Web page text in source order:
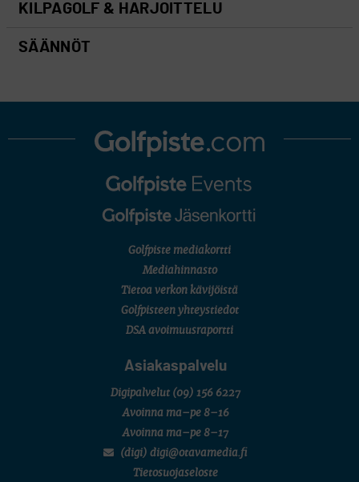
KILPAGOLF & HARJOITTELU
SÄÄNNÖT
Golfpiste mediakortti
Mediahinnasto
Tietoa verkon kävijöistä
Golfpisteen yhteystiedot
DSA avoimuusraportti
Asiakaspalvelu
Digipalvelut (09) 156 6227
Avoinna ma–pe 8–16
Avoinna ma–pe 8–17
(digi) digi@otavamedia.fi
Tietosuojaseloste